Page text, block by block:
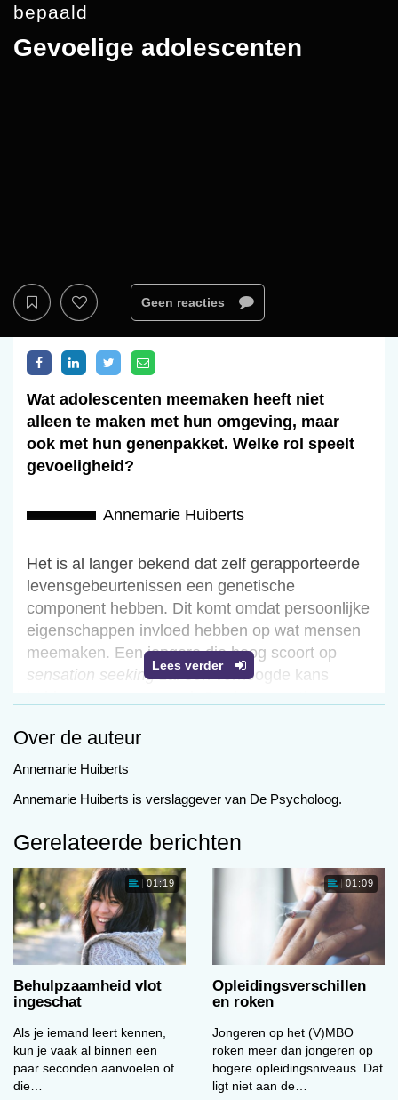
bepaald
Gevoelige adolescenten
Geen reacties
Lees verder
Wat adolescenten meemaken heeft niet
alleen te maken met hun omgeving, maar
ook met hun genenpakket. Welke rol speelt
gevoeligheid?
Annemarie Huiberts
Het is al langer bekend dat zelf gerapporteerde
levensgebeurtenissen een genetische
component hebben. Dit komt omdat persoonlijke
eigenschappen invloed hebben op wat mensen
meemaken. Een jongere die hoog scoort op
sensation seekingzal een verhoogde kans
op een ongeval dat ook. Een Londense
onderzoeksgroep besloot uit te zoeken of ook de
van levensgebeurtenissen mede bepaalt. Circa
500 eeneiige en 900 twee-eiige tweelingparen in
de leeftijd van 15-17 jaar beantwoordden vragen
over het aantallife events
dat zij hadden
meegemaakt, hun angstgevoeligheid
(bewustzijn van interne angstsignalen zoals
hartkloppingen) en hun omgevingsgevoeligheid.
De drie variabelen werden ieder voor ongeveer
de helft door genetische en voor de andere helft
door unieke omgevingsinvloeden verklaard. Het
verband tussen levensgebeurtenissen en beide
gevoeligheidsmaten was licht positief –
gevoelige jongeren rapporteren iets meer
Over de auteur
Annemarie Huiberts
Annemarie Huiberts is verslaggever van De Psycholoog.
Gerelateerde berichten
01:19
Behulpzaamheid vlot
ingeschat
Als je iemand leert kennen,
kun je vaak al binnen een
paar seconden aanvoelen of
die…
01:09
Opleidingsverschillen
en roken
Jongeren op het (V)MBO
roken meer dan jongeren op
hogere opleidings­niveaus. Dat
ligt niet aan de…